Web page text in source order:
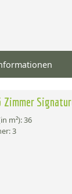
m²): 36
3